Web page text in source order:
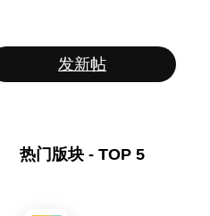
发新帖
热门版块 - TOP 5